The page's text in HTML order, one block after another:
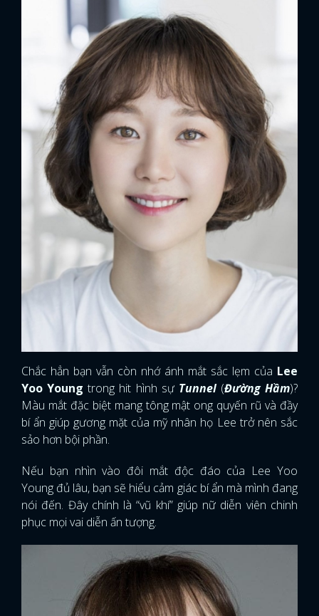
x
ĐĂNG NHẬP
Chắc hẳn bạn vẫn còn nhớ ánh mắt sắc lẹm của Lee
Yoo Young trong hit hình sự Tunnel (Đường Hầm)?
Màu mắt đặc biệt mang tông mật ong quyến rũ và đầy
bí ẩn giúp gương mặt của mỹ nhân họ Lee trở nên sắc
sảo hơn bội phần.
Nếu bạn nhìn vào đôi mắt độc đáo của Lee Yoo
Young đủ lâu, bạn sẽ hiểu cảm giác bí ẩn mà mình đang
nói đến. Đây chính là “vũ khí” giúp nữ diễn viên chinh
phục mọi vai diễn ấn tượng.